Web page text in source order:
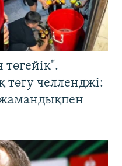
төгу челленджі: